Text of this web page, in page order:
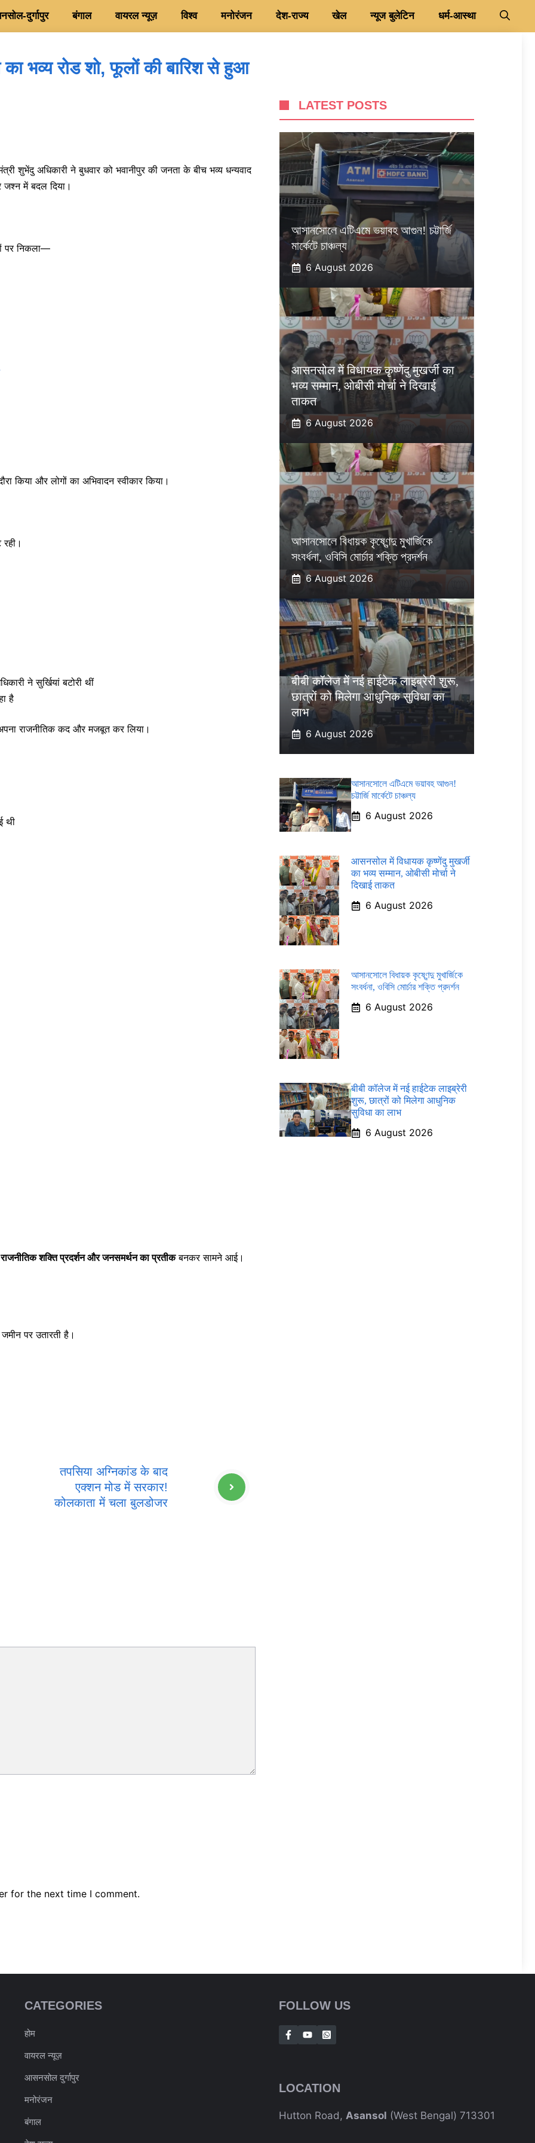
दुर्गापुर बंगाल वायरल न्यूज़ विश्व मनोरंजन देश-राज्य खेल न्यूज बुलेटिन धर्म-आस्था
भव्य रोड शो, फूलों की बारिश से हुआ
शुभेंदु अधिकारी ने बुधवार को भवानीपुर की जनता के बीच भव्य धन्यवाद
जश्न में बदल दिया।
पर निकला—
किया और लोगों का अभिवादन स्वीकार किया।
ने सुर्खियां बटोरी थीं
है
राजनीतिक कद और मजबूत कर लिया।
थी
राजनीतिक शक्ति प्रदर्शन और जनसमर्थन का प्रतीकबनकर सामने आई।
पर उतारती है।
तपसिया अग्निकांड के बाद
एक्शन मोड में सरकार!
कोलकाता में चला बुलडोजर
for the next time I comment.
LATEST POSTS
আসানসোলে এটিএমে ভয়াবহ আগুন! চট্টার্জি
মার্কেটে চাঞ্চল্য
6 August 2026
आसनसोल में विधायक कृष्णेंदु मुखर्जी का
भव्य सम्मान, ओबीसी मोर्चा ने दिखाई
ताकत
6 August 2026
আসানসোলে বিধায়ক কৃষ্ণেন্দু মুখার্জিকে
সংবর্ধনা, ওবিসি মোর্চার শক্তি প্রদর্শন
6 August 2026
बीबी कॉलेज में नई हाईटेक लाइब्रेरी शुरू,
छात्रों को मिलेगा आधुनिक सुविधा का
लाभ
6 August 2026
আসানসোলে এটিএমে ভয়াবহ আগুন!
চট্টার্জি মার্কেটে চাঞ্চল্য
6 August 2026
आसनसोल में विधायक कृष्णेंदु मुखर्जी
का भव्य सम्मान, ओबीसी मोर्चा ने
दिखाई ताकत
6 August 2026
আসানসোলে বিধায়ক কৃষ্ণেন্দু মুখার্জিকে
সংবর্ধনা, ওবিসি মোর্চার শক্তি প্রদর্শন
6 August 2026
बीबी कॉलेज में नई हाईटेक लाइब्रेरी
शुरू, छात्रों को मिलेगा आधुनिक
सुविधा का लाभ
6 August 2026
CATEGORIES
होम
वायरल न्यूज़
आसनसोल दुर्गापुर
मनोरंजन
बंगाल
FOLLOW US
LOCATION
Hutton Road,Asansol (West Bengal) 713301